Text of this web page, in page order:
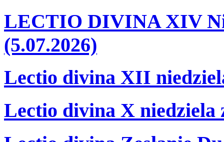
LECTIO DIVINA XIV
(5.07.2026)
Lectio divina XII
Lectio divina X niedziela